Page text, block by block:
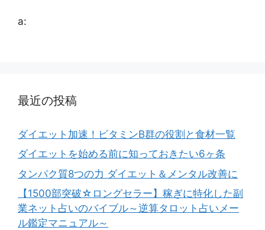
a:
最近の投稿
ダイエット加速！ビタミンB群の役割と食材一覧
ダイエットを始める前に知っておきたい6ヶ条
タンパク質8つの力 ダイエット＆メンタル改善に
【1500部突破☆ロングセラー】稼ぎに特化した副
業ネット占いのバイブル～逆算タロット占いメー
ル鑑定マニュアル～